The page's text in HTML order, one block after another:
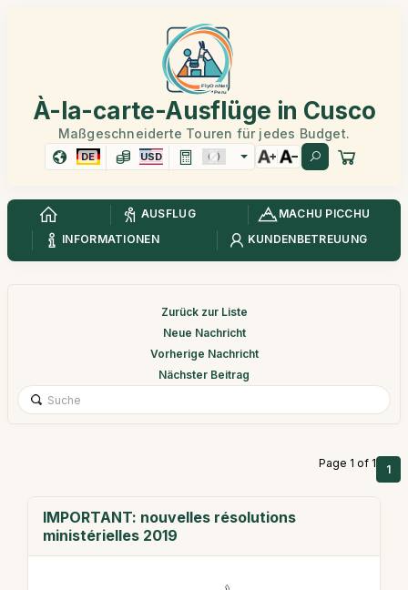
À-la-carte-Ausflüge in Cusco
Maßgeschneiderte Touren für jedes Budget.
DE USD
AUSFLUG
MACHU PICCHU
INFORMATIONEN
KUNDENBETREUUNG
Zurück zur Liste
Neue Nachricht
Vorherige Nachricht
Nächster Beitrag
Page 1 of 1 1
IMPORTANT: nouvelles résolutions
ministérielles 2019